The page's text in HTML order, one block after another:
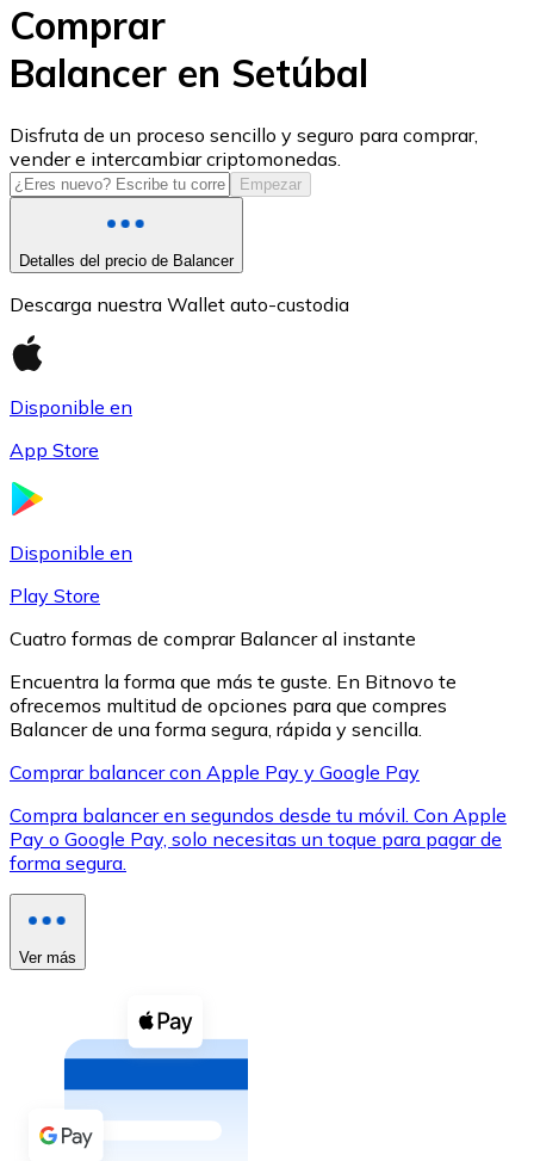
USD Coin
USDC
XRP
XRP
Ver todo
Compra criptomonedas con efectivo en tu tienda más
Comprar con efectivo
Transferencia SEPA
Comprar
Balancer en Setúbal
Disfruta de un proceso sencillo y seguro para comprar,
vender e intercambiar criptomonedas.
Empezar
Detalles del precio de Balancer
Descarga nuestra Wallet auto-custodia
Disponible en
App Store
Disponible en
Play Store
Cuatro formas de comprar Balancer al instante
Encuentra la forma que más te guste. En Bitnovo te
ofrecemos multitud de opciones para que compres
Balancer de una forma segura, rápida y sencilla.
Comprar balancer con Apple Pay y Google Pay
Compra balancer en segundos desde tu móvil. Con Apple
Pay o Google Pay, solo necesitas un toque para pagar de
forma segura.
Ver más